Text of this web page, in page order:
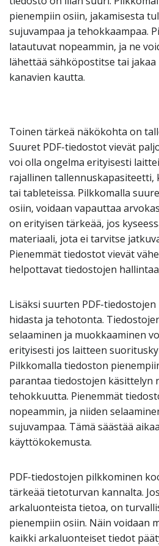
pienempiin osiin, jakamisesta
sujuvampaa ja tehokkaampaa.
latautuvat nopeammin, ja ne
lähettää sähköpostitse tai
kanavien kautta.
Toinen tärkeä näkökohta on
Suuret PDF-tiedostot vievät
voi olla ongelma erityisesti
rajallinen tallennuskapasiteetti,
tai tableteissa. Pilkkomalla
osiin, voidaan vapauttaa
on erityisen tärkeää, jos
materiaali, jota ei tarvitse
Pienemmät tiedostot vievät
helpottavat tiedostojen
Lisäksi suurten PDF-
hidasta ja tehotonta.
selaaminen ja muokkaaminen
erityisesti jos laitteen
Pilkkomalla tiedoston
parantaa tiedostojen käsittelyn
tehokkuutta. Pienemmät
nopeammin, ja niiden
sujuvampaa. Tämä säästää
käyttökokemusta.
PDF-tiedostojen pilkkominen
tärkeää tietoturvan kannalta.
arkaluonteista tietoa, on
pienempiin osiin. Näin voidaan
kaikki arkaluonteiset tiedot